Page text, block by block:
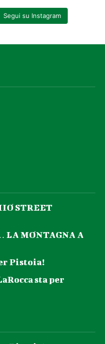
Segui su Instagram
STREET
LA MONTAGNA A
Pistoia!
sta per